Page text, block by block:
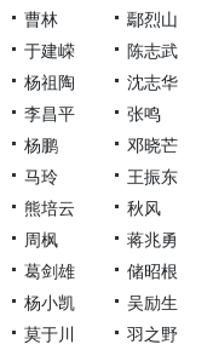
曹林
鄢烈山
于建嵘
陈志武
杨祖陶
沈志华
李昌平
张鸣
杨鹏
邓晓芒
马玲
王振东
熊培云
秋风
周枫
蒋兆勇
葛剑雄
储昭根
杨小凯
吴励生
莫于川
羽之野